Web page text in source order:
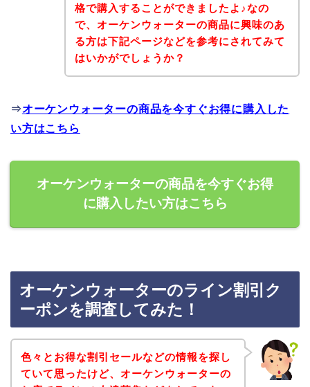
格で購入することができましたよ♪なの
で、オーケンウォーターの商品に興味のあ
る方は下記ページなどを参考にされてみて
はいかがでしょうか？
⇒オーケンウォーターの商品を今すぐお得に購入した
い方はこちら
オーケンウォーターの商品を今すぐお得
に購入したい方はこちら
オーケンウォーターのライン割引ク
ーポンを調査してみた！
色々とお得な割引セールなどの情報を探し
ていて思ったけど、オーケンウォーターの